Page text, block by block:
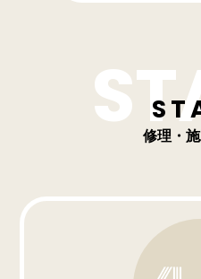
修理・